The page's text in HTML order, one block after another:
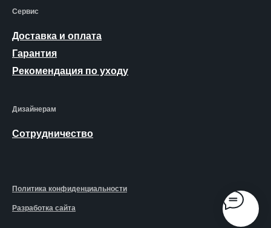
Сервис
Доставка и оплата
Гарантия
Рекомендация по уходу
Дизайнерам
Сотрудничество
Политика конфиденциальности
Разработка сайта